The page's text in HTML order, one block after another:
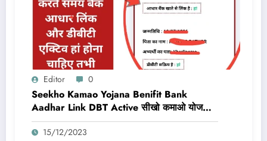
Editor 0
Seekho Kamao Yojana Benifit Bank
Aadhar Link DBT Active सीखो कमाओ योजना
का लाभ तभी मिलेगा 10,000 Rs जब बैंक डीबीटी
एक्टिव और आधार लिंक होगा
15/12/2023